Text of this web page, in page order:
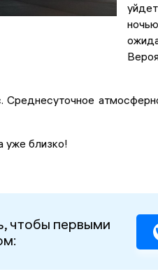
уже близко!
чтобы первыми